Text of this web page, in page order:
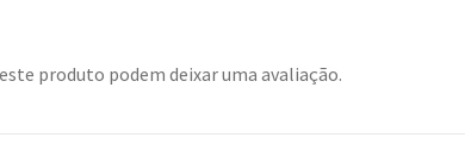
produto podem deixar uma avaliação.